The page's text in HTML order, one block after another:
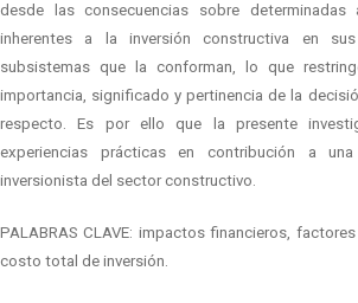
desde las consecuencias sobre
inherentes a la inversión constructiva en
subsistemas que la conforman, lo que
importancia, significado y pertinencia de la
respecto. Es por ello que la presente
experiencias prácticas en contribución a
inversionista del sector constructivo.
PALABRAS CLAVE: impactos financieros,
costo total de inversión.